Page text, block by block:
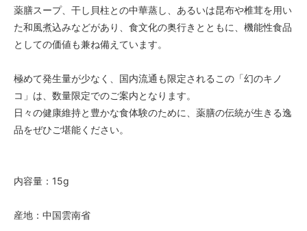
薬膳スープ、干し貝柱との中華蒸し、あるいは昆布や椎茸を用い
た和風煮込みなどがあり、食文化の奥行きとともに、機能性食品
としての価値も兼ね備えています。
極めて発生量が少なく、国内流通も限定されるこの「幻のキノ
コ」は、数量限定でのご案内となります。
日々の健康維持と豊かな食体験のために、薬膳の伝統が生きる逸
品をぜひご堪能ください。
内容量：15g
産地：中国雲南省